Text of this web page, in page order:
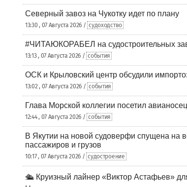
Северный завоз на Чукотку идет по плану
13:30 , 07 Августа 2026 / судоходство
#ЧИТАЮКОРАБЕЛ на судостроительных
13:13 , 07 Августа 2026 / события
ОСК и Крыловский центр обсудили
13:02 , 07 Августа 2026 / события
Глава Морской коллегии посетил
12:44 , 07 Августа 2026 / события
В Якутии на новой судоверфи спущена на
пассажиров и грузов
10:17 , 07 Августа 2026 / судостроение
🛳️ Круизный лайнер «Виктор Астафьев»